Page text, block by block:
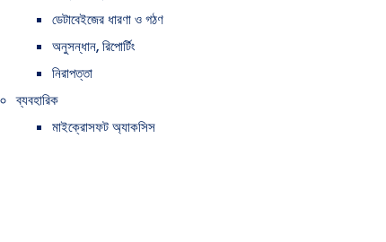
ডেটাবেইজের ধারণা ও গঠণ
অনুসন্ধান, রিপোর্টিং
নিরাপত্তা
ব্যবহারিক
মাইক্রোসফট অ্যাকসিস